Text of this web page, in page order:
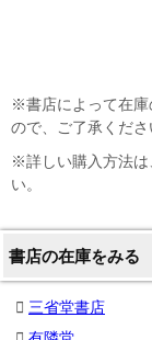
※書店によって在庫
ので、ご了承くださ
※詳しい購入方法は
い。
書店の在庫をみる
三省堂書店